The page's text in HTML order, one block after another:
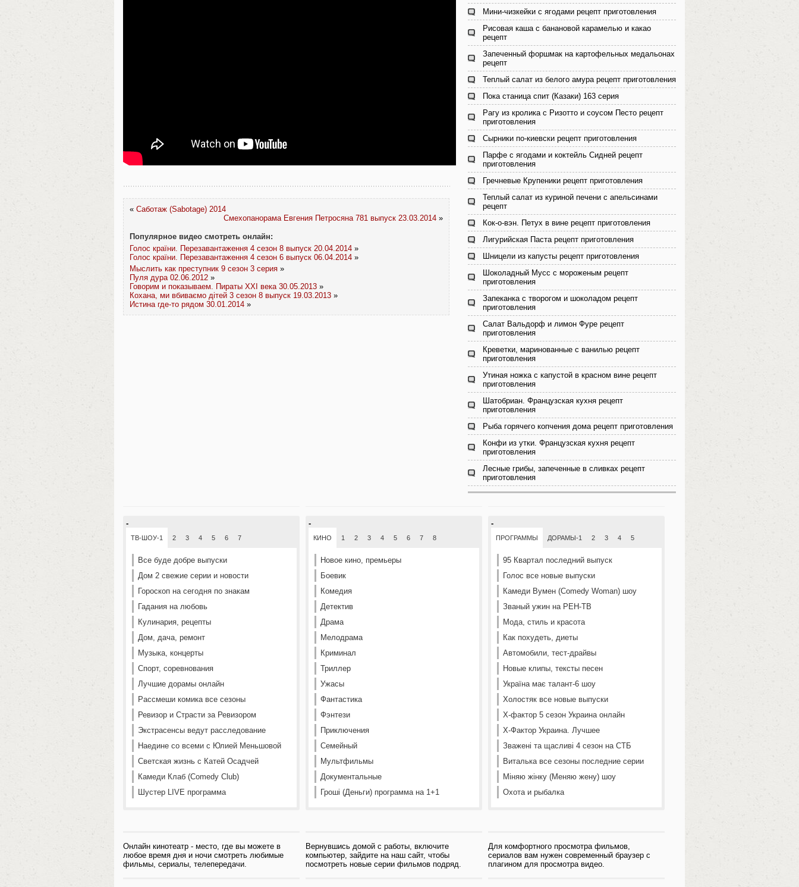
« Саботаж (Sabotage) 2014
Смехопанорама Евгения Петросяна 781 выпуск 23.03.2014 »
Популярное видео смотреть онлайн:
Голос країни. Перезавантаження 4 сезон 8 выпуск 20.04.2014 »
Голос країни. Перезавантаження 4 сезон 6 выпуск 06.04.2014 »
Мыслить как преступник 9 сезон 3 серия »
Пуля дура 02.06.2012 »
Говорим и показываем. Пираты XXI века 30.05.2013 »
Кохана, ми вбиваємо дітей 3 сезон 8 выпуск 19.03.2013 »
Истина где-то рядом 30.01.2014 »
Мини-чизкейки с ягодами рецепт приготовления
Рисовая каша с банановой карамелью и какао
рецепт
Запеченный форшмак на картофельных медальонах
рецепт
Теплый салат из белого амура рецепт приготовления
Пока станица спит (Казаки) 163 серия
Рагу из кролика с Ризотто и соусом Песто рецепт
приготовления
Сырники по-киевски рецепт приготовления
Парфе с ягодами и коктейль Сидней рецепт
приготовления
Гречневые Крупеники рецепт приготовления
Теплый салат из куриной печени с апельсинами
рецепт
Кок-о-вэн. Петух в вине рецепт приготовления
Лигурийская Паста рецепт приготовления
Шницели из капусты рецепт приготовления
Шоколадный Мусс с мороженым рецепт
приготовления
Запеканка с творогом и шоколадом рецепт
приготовления
Салат Вальдорф и лимон Фуре рецепт
приготовления
Креветки, маринованные с ванилью рецепт
приготовления
Утиная ножка с капустой в красном вине рецепт
приготовления
Шатобриан. Французская кухня рецепт
приготовления
Рыба горячего копчения дома рецепт приготовления
Конфи из утки. Французская кухня рецепт
приготовления
Лесные грибы, запеченные в сливках рецепт
приготовления
-
ТВ-ШОУ-1 2 3 4 5 6 7
Все буде добре выпуски
Дом 2 свежие серии и новости
Гороскоп на сегодня по знакам
Гадания на любовь
Кулинария, рецепты
Дом, дача, ремонт
Музыка, концерты
Спорт, соревнования
Лучшие дорамы онлайн
Рассмеши комика все сезоны
Ревизор и Страсти за Ревизором
Экстрасенсы ведут расследование
Наедине со всеми с Юлией Меньшовой
Светская жизнь с Катей Осадчей
Камеди Клаб (Comedy Club)
Шустер LIVE программа
Онлайн кинотеатр - место, где вы можете в
любое время дня и ночи смотреть любимые
фильмы, сериалы, телепередачи.
-
КИНО 1 2 3 4 5 6 7 8
Новое кино, премьеры
Боевик
Комедия
Детектив
Драма
Мелодрама
Криминал
Триллер
Ужасы
Фантастика
Фэнтези
Приключения
Семейный
Мультфильмы
Документальные
Гроші (Деньги) программа на 1+1
Вернувшись домой с работы, включите
компьютер, зайдите на наш сайт, чтобы
посмотреть новые серии фильмов подряд.
-
ПРОГРАММЫ ДОРАМЫ-1 2 3 4 5
95 Квартал последний выпуск
Голос все новые выпуски
Камеди Вумен (Comedy Woman) шоу
Званый ужин на РЕН-ТВ
Мода, стиль и красота
Как похудеть, диеты
Автомобили, тест-драйвы
Новые клипы, тексты песен
Україна має талант-6 шоу
Холостяк все новые выпуски
Х-фактор 5 сезон Украина онлайн
Х-Фактор Украина. Лучшее
Зважені та щасливі 4 сезон на СТБ
Виталька все сезоны последние серии
Міняю жінку (Меняю жену) шоу
Охота и рыбалка
Для комфортного просмотра фильмов,
сериалов вам нужен современный браузер с
плагином для просмотра видео.